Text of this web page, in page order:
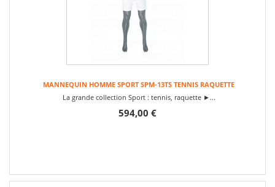
MANNEQUIN HOMME SPORT SPM-13TS TENNIS RAQUETTE
La grande collection Sport : tennis, raquette ►...
594,00 €